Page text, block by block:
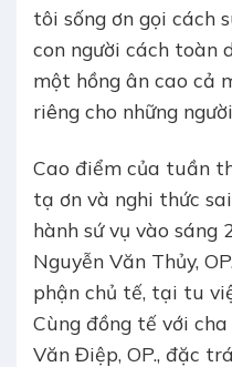
tôi sống ơn gọi cách
con người cách toàn
một hồng ân cao cả
riêng cho những
Cao điểm của tuần
tạ ơn và nghi thức
hành sứ vụ vào sáng
Nguyễn Văn Thủy,
phận chủ tế, tại tu
Cùng đồng tế với
Văn Điệp, OP., đặc